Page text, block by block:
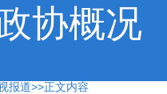
协概况
报道>>正文内容